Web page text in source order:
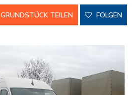
GRUNDSTÜCK TEILEN FOLGEN